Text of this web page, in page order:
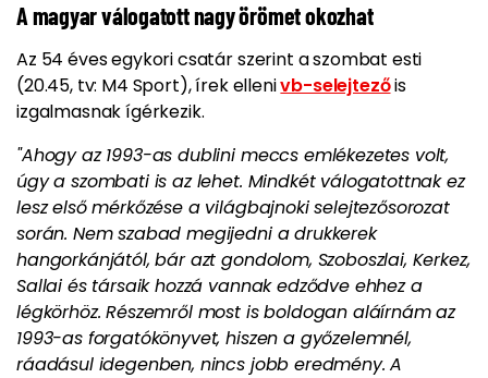
A magyar válogatott nagy örömet okozhat
Az 54 éves egykori csatár szerint a szombat esti
(20.45, tv: M4 Sport), írek ellenivb-selejtezőis
izgalmasnak ígérkezik.
"Ahogy az 1993-as dublini meccs emlékezetes volt,
úgy a szombati is az lehet. Mindkét válogatottnak ez
lesz első mérkőzése a világbajnoki selejtezősorozat
során. Nem szabad megijedni a drukkerek
hangorkánjától, bár azt gondolom, Szoboszlai, Kerkez,
Sallai és társaik hozzá vannak edződve ehhez a
légkörhöz. Részemről most is boldogan aláírnám az
1993-as forgatókönyvet, hiszen a győzelemnél,
ráadásul idegenben, nincs jobb eredmény. A